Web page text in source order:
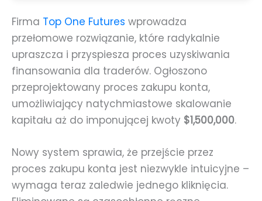
Firma Top One Futures wprowadza
przełomowe rozwiązanie, które radykalnie
upraszcza i przyspiesza proces uzyskiwania
finansowania dla traderów. Ogłoszono
przeprojektowany proces zakupu konta,
umożliwiający natychmiastowe skalowanie
kapitału aż do imponującej kwoty $1,500,000.
Nowy system sprawia, że przejście przez
proces zakupu konta jest niezwykle intuicyjne –
wymaga teraz zaledwie jednego kliknięcia.